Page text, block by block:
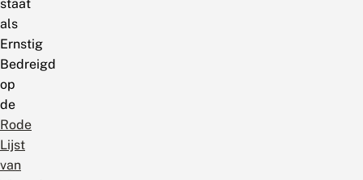
als
Ernstig
Bedreigd
op
de
Rode
Lijst
van
Vlaanderen